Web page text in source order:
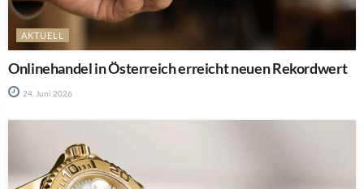
AKTUELL
Onlinehandel in Österreich erreicht neuen Rekordwert
24. Juni 2026